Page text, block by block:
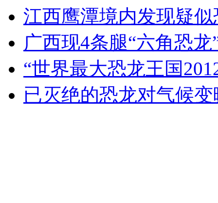
女孩北京地铁殴打老人 痛下狠手拳打脚踢
无痛分娩是否安全 医生回应
江西鹰潭境内发现疑
广西现4条腿“六角恐
“世界最大恐龙王国
已灭绝的恐龙对气候